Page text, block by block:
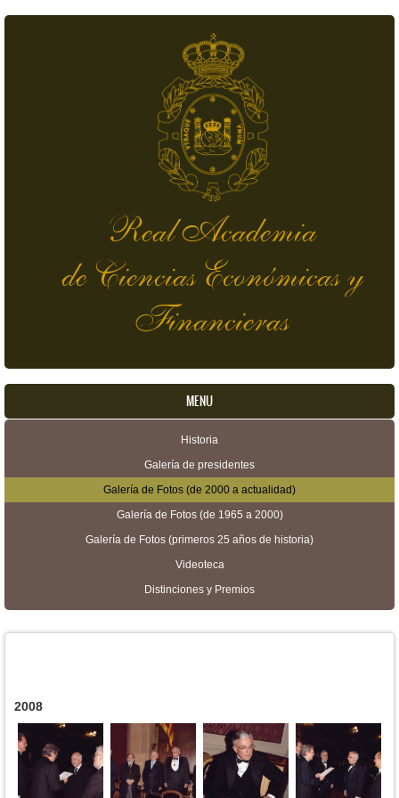
Real Academia
de Ciencias Económicas y
Financieras
MENU
Historia
Galería de presidentes
Galería de Fotos (de 2000 a actualidad)
Galería de Fotos (de 1965 a 2000)
Galería de Fotos (primeros 25 años de historia)
Videoteca
Distinciones y Premios
2008